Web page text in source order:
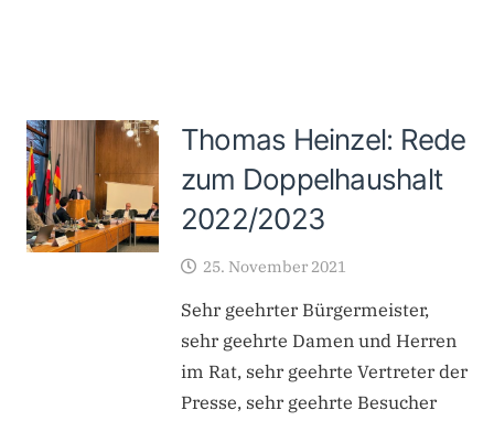
Thomas Heinzel: Rede
zum Doppelhaushalt
2022/2023
25. November 2021
Sehr geehrter Bürgermeister,
sehr geehrte Damen und Herren
im Rat, sehr geehrte Vertreter der
Presse, sehr geehrte Besucher